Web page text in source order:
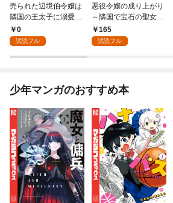
売られた辺境伯令嬢は
隣国の王太子に溺愛さ
れる 1
0
試読フル
悪役令嬢の成り上がり
～隣国で宝石の聖女と
呼ばれるまで～（コミ
ック） 分冊版 1
165
試読フル
少年マンガのおすすめ本